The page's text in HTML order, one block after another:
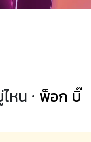
หน · พ็อก บิ๊